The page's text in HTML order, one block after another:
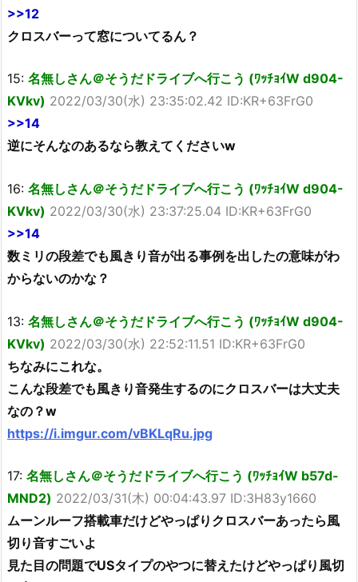
>>12
クロスバーって窓についてるん？
15: 名無しさん＠そうだドライブへ行こう (ﾜｯﾁｮｲW d904-
KVkv) 2022/03/30(水) 23:35:02.42 ID:KR+63FrG0
>>14
逆にそんなのあるなら教えてくださいw
16: 名無しさん＠そうだドライブへ行こう (ﾜｯﾁｮｲW d904-
KVkv) 2022/03/30(水) 23:37:25.04 ID:KR+63FrG0
>>14
数ミリの段差でも風きり音が出る事例を出したの意味がわ
からないのかな？
13: 名無しさん＠そうだドライブへ行こう (ﾜｯﾁｮｲW d904-
KVkv) 2022/03/30(水) 22:52:11.51 ID:KR+63FrG0
ちなみにこれな。
こんな段差でも風きり音発生するのにクロスバーは大丈夫
なの？w
https://i.imgur.com/vBKLqRu.jpg
17: 名無しさん＠そうだドライブへ行こう (ﾜｯﾁｮｲW b57d-
MND2) 2022/03/31(木) 00:04:43.97 ID:3H83y1660
ムーンルーフ搭載車だけどやっぱりクロスバーあったら風
切り音すごいよ
見た目の問題でUSタイプのやつに替えたけどやっぱり風切